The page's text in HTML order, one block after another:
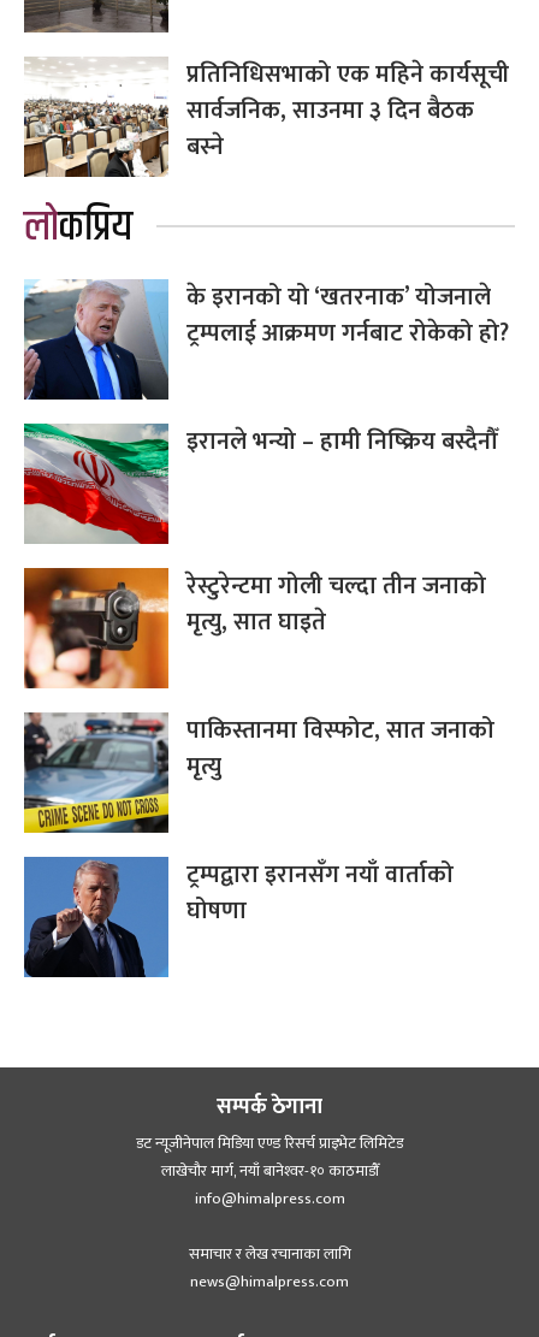
प्रतिनिधिसभाको एक महिने कार्यसूची
सार्वजनिक, साउनमा ३ दिन बैठक
बस्ने
लोकप्रिय
के इरानको यो ‘खतरनाक’ योजनाले
ट्रम्पलाई आक्रमण गर्नबाट रोकेको हो?
इरानले भन्यो – हामी निष्क्रिय बस्दैनौँ
रेस्टुरेन्टमा गोली चल्दा तीन जनाको
मृत्यु, सात घाइते
पाकिस्तानमा विस्फोट, सात जनाको
मृत्यु
ट्रम्पद्वारा इरानसँग नयाँ वार्ताको
घोषणा
सम्पर्क ठेगाना
डट न्यूजीनेपाल मिडिया एण्ड रिसर्च प्राइभेट लिमिटेड
लाखेचौर मार्ग, नयाँ बानेश्‍वर-१० काठमाडौँ
info@himalpress.com
समाचार र लेख रचानाका लागि
news@himalpress.com